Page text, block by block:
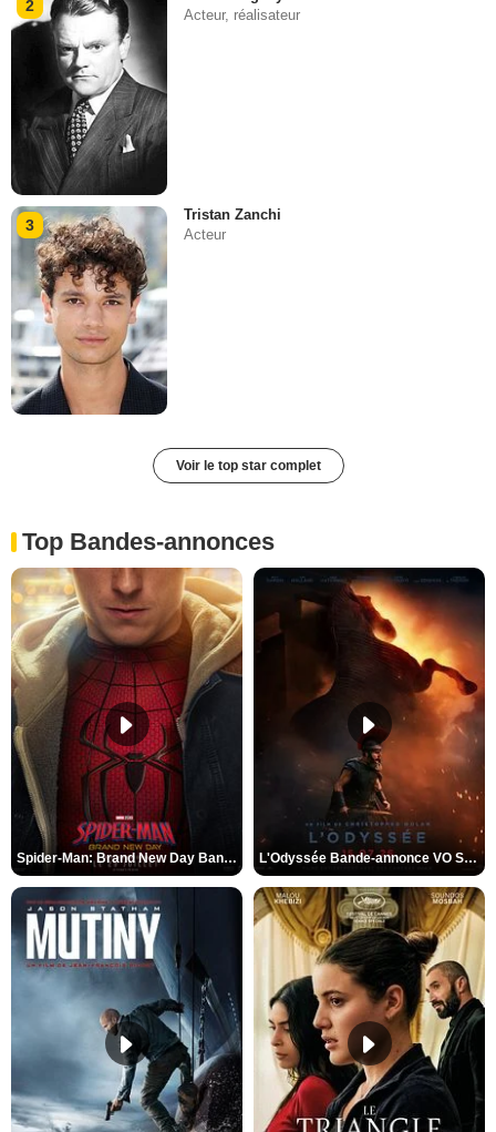
2
Acteur, réalisateur
3
Tristan Zanchi
Acteur
Voir le top star complet
Top Bandes-annonces
Spider-Man: Brand New Day Bande-annonce VO STFR L'Odyssée Bande-annonce VO STFR